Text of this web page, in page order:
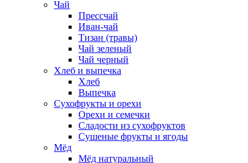
Чай
Прессчай
Иван-чай
Тизан (травы)
Чай зеленый
Чай черный
Хлеб и выпечка
Хлеб
Выпечка
Сухофрукты и орехи
Орехи и семечки
Сладости из сухофруктов
Сушеные фрукты и ягоды
Мёд
Мёд натуральный